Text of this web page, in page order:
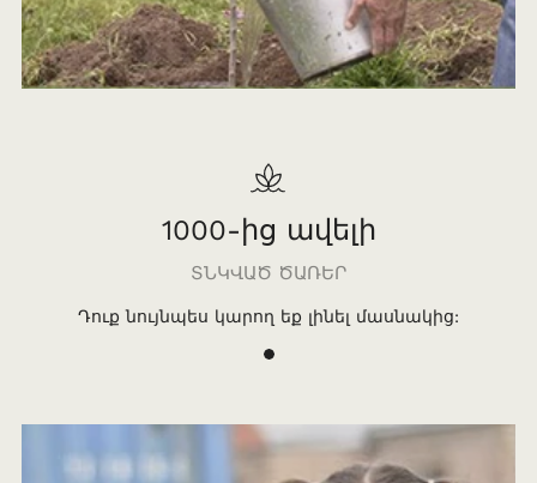
1000-ից ավելի
ՏՆԿՎԱԾ ԾԱՌԵՐ
Դուք նույնպես կարող եք լինել մասնակից: